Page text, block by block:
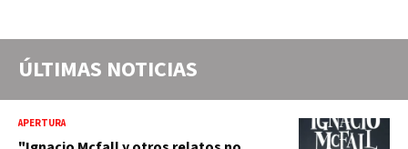
ÚLTIMAS NOTICIAS
APERTURA